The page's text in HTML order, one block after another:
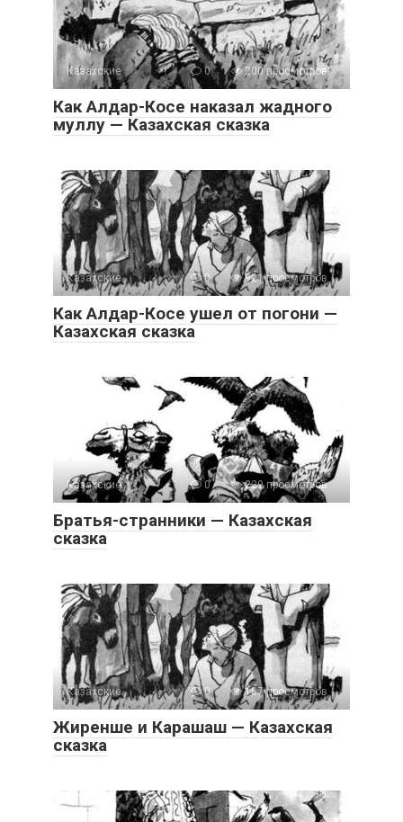
Казахские 0 200 просмотров
Как Алдар-Косе наказал жадного
муллу — Казахская сказка
Казахские 0 921 просмотров
Как Алдар-Косе ушел от погони —
Казахская сказка
Казахские 0 229 просмотров
Братья-странники — Казахская
сказка
Казахские 0 157 просмотров
Жиренше и Карашаш — Казахская
сказка